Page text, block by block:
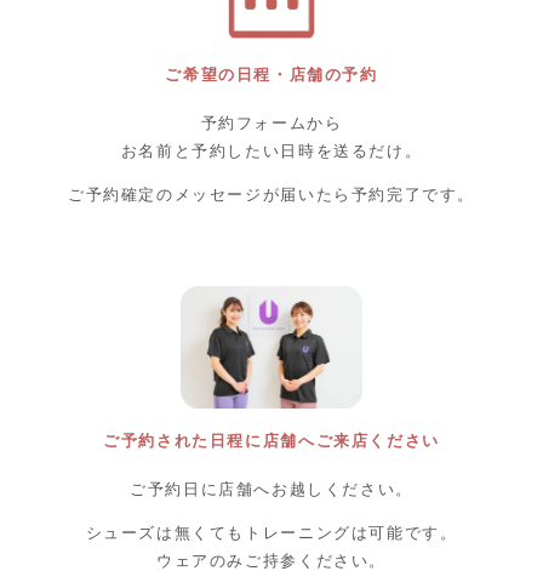
ご希望の日程・店舗の予約
予約フォームから
お名前と予約したい日時を送るだけ。
ご予約確定のメッセージが届いたら予約完了です。
ご予約された日程に店舗へご来店ください
ご予約日に店舗へお越しください。
シューズは無くてもトレーニングは可能です。
ウェアのみご持参ください。